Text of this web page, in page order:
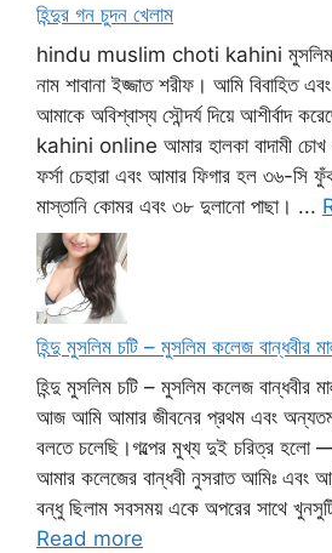
হিন্দুর গন চুদন খেলাম
hindu muslim choti kahini মুসলিম
নাম শাবানা ইজ্জাত শরীফ। আমি বিবাহিত
আমাকে অবিশ্বাস্য সৌন্দর্য দিয়ে
kahini online আমার হালকা বাদামী চোখ
ফর্সা চেহারা এবং আমার ফিগার হল ৩৬-সি
মাস্তানি কোমর এবং ৩৮ দুলানো পাছা। ...
হিন্দু মুসলিম চটি – মুসলিম কলেজ বান্ধবীর
হিন্দু মুসলিম চটি – মুসলিম কলেজ বান্ধবীর
আজ আমি আমার জীবনের প্রথম এবং
বলতে চলেছি।গল্পের মুখ্য দুই চরিত্র হলো
আমার কলেজের বান্ধবী নুসরাত আমিঃ এবং
বন্ধু ছিলাম সবসময় একে অপরের সাথে
Read more